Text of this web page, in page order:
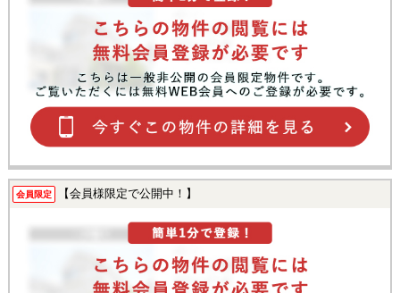
会員限定 【会員様限定で公開中！】